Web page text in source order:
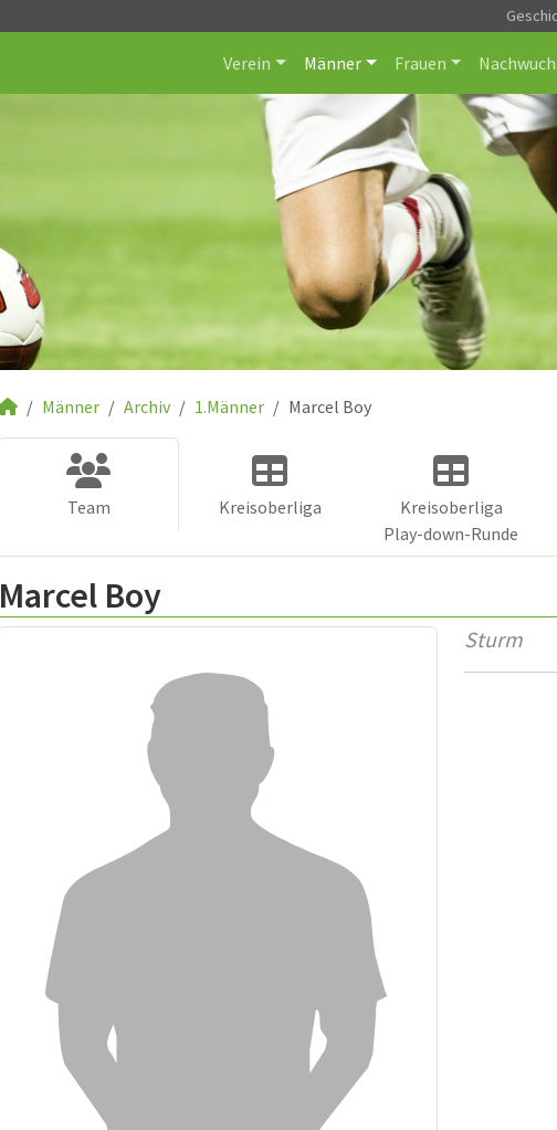
Verein Männer Frauen
Männer Archiv 1.Männer Marcel Boy
Team Kreisoberliga
Kreisoberliga
Play-down-Runde
Marcel Boy
Sturm